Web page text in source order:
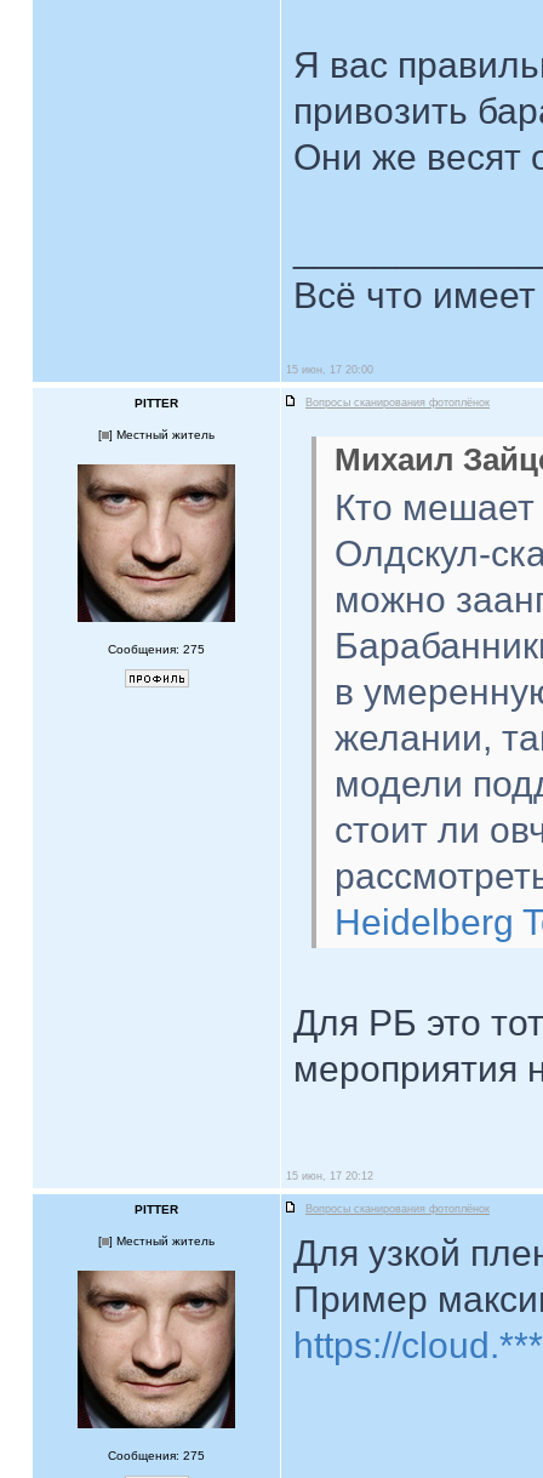
Я вас
привозить
Они же весят
Всё что
15 июн, 17 20:00
PITTER Вопросы сканирования фотоплёнок
[ ] Местный житель
Сообщения: 275
Михаил
Кто
Олдскул-
можно
в
желании,
модели
стоит ли
Heidelberg
Для РБ это
мероприятия
15 июн, 17 20:12
PITTER Вопросы сканирования фотоплёнок
[ ] Местный житель
Сообщения: 275
Для узкой
Пример
https://